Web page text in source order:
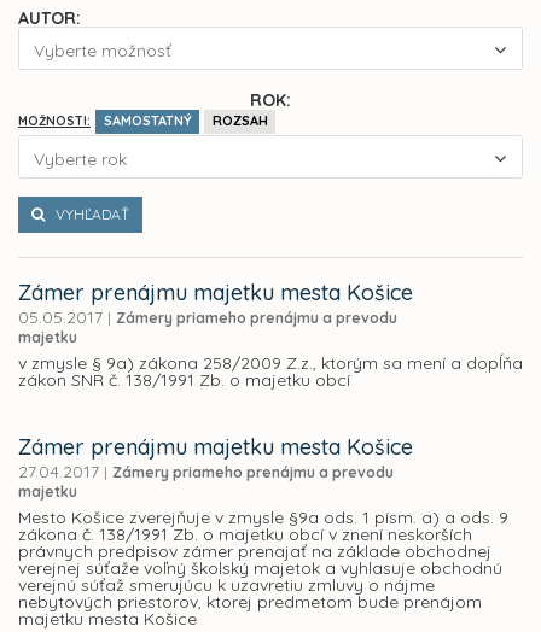
AUTOR:
Vyberte možnosť
ROK:
MOŽNOSTI: SAMOSTATNÝ ROZSAH
Vyberte rok
VYHĽADAŤ
Zámer prenájmu majetku mesta Košice
05.05.2017 | Zámery priameho prenájmu a prevodu
majetku
v zmysle § 9a) zákona 258/2009 Z.z., ktorým sa mení a dopĺňa
zákon SNR č. 138/1991 Zb. o majetku obcí
Zámer prenájmu majetku mesta Košice
27.04.2017 | Zámery priameho prenájmu a prevodu
majetku
Mesto Košice zverejňuje v zmysle §9a ods. 1 písm. a) a ods. 9
zákona č. 138/1991 Zb. o majetku obcí v znení neskorších
právnych predpisov zámer prenajať na základe obchodnej
verejnej súťaže voľný školský majetok a vyhlasuje obchodnú
verejnú súťaž smerujúcu k uzavretiu zmluvy o nájme
nebytových priestorov, ktorej predmetom bude prenájom
majetku mesta Košice